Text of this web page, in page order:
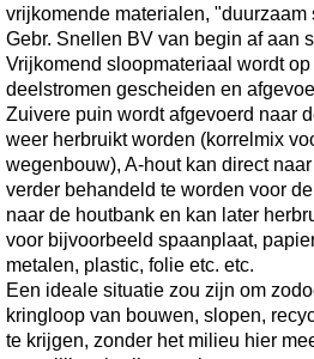
vrijkomende materialen,
Gebr. Snellen BV van begin af aan
Vrijkomend sloopmateriaal wordt
deelstromen gescheiden en
Zuivere puin wordt afgevoerd naar
weer herbruikt worden (korrelmix
wegenbouw), A-hout kan direct
verder behandeld te worden voor
naar de houtbank en kan later
voor bijvoorbeeld spaanplaat,
metalen, plastic, folie etc. etc.
Een ideale situatie zou zijn om
kringloop van bouwen, slopen,
te krijgen, zonder het milieu hier